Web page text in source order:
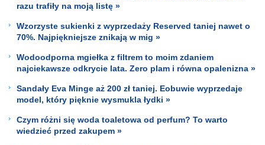
razu trafiły na moją listę »
Wzorzyste sukienki z wyprzedaży Reserved taniej nawet o
70%. Najpiękniejsze znikają w mig »
Wodoodporna mgiełka z filtrem to moim zdaniem
najciekawsze odkrycie lata. Zero plam i równa opalenizna »
Sandały Eva Minge aż 200 zł taniej. Eobuwie wyprzedaje
model, który pięknie wysmukla łydki »
Czym różni się woda toaletowa od perfum? To warto
wiedzieć przed zakupem »